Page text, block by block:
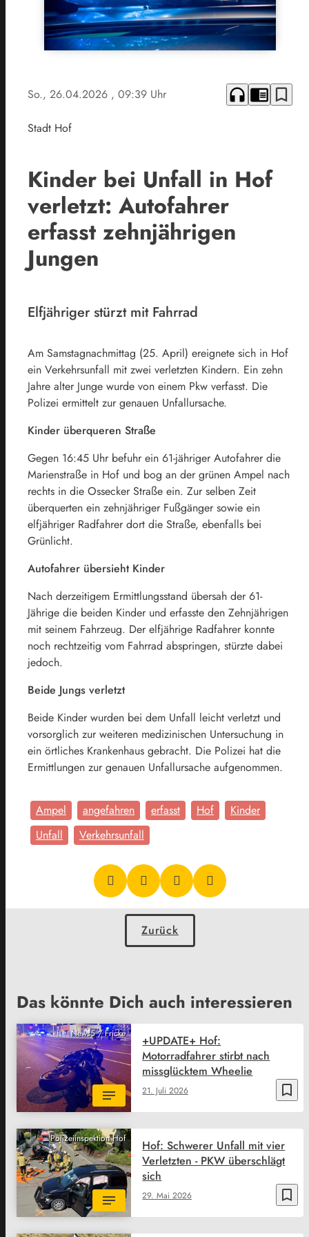
So., 26.04.2026 , 09:39 Uhr headphones chrome_reader_mode bookmark_border
Stadt Hof
Kinder bei Unfall in Hof
verletzt: Autofahrer
erfasst zehnjährigen
Jungen
Elfjähriger stürzt mit Fahrrad
Am Samstagnachmittag (25. April) ereignete sich in Hof
ein Verkehrsunfall mit zwei verletzten Kindern. Ein zehn
Jahre alter Junge wurde von einem Pkw verfasst. Die
Polizei ermittelt zur genauen Unfallursache.
Kinder überqueren Straße
Gegen 16:45 Uhr befuhr ein 61-jähriger Autofahrer die
Marienstraße in Hof und bog an der grünen Ampel nach
rechts in die Ossecker Straße ein. Zur selben Zeit
überquerten ein zehnjähriger Fußgänger sowie ein
elfjähriger Radfahrer dort die Straße, ebenfalls bei
Grünlicht.
Autofahrer übersieht Kinder
Nach derzeitigem Ermittlungsstand übersah der 61-
Jährige die beiden Kinder und erfasste den Zehnjährigen
mit seinem Fahrzeug. Der elfjährige Radfahrer konnte
noch rechtzeitig vom Fahrrad abspringen, stürzte dabei
jedoch.
Beide Jungs verletzt
Beide Kinder wurden bei dem Unfall leicht verletzt und
vorsorglich zur weiteren medizinischen Untersuchung in
ein örtliches Krankenhaus gebracht. Die Polizei hat die
Ermittlungen zur genauen Unfallursache aufgenommen.
Ampel angefahren erfasst Hof
Kinder
Unfall
Verkehrsunfall
Zurück
Das könnte Dich auch interessieren
News5 / Fricke
bookmark_border
21. Juli 2026
+UPDATE+ Hof:
Motorradfahrer stirbt nach
missglücktem Wheelie
Polizeiinspektion Hof
bookmark_border
29. Mai 2026
Hof: Schwerer Unfall mit vier
Verletzten - PKW überschlägt
sich